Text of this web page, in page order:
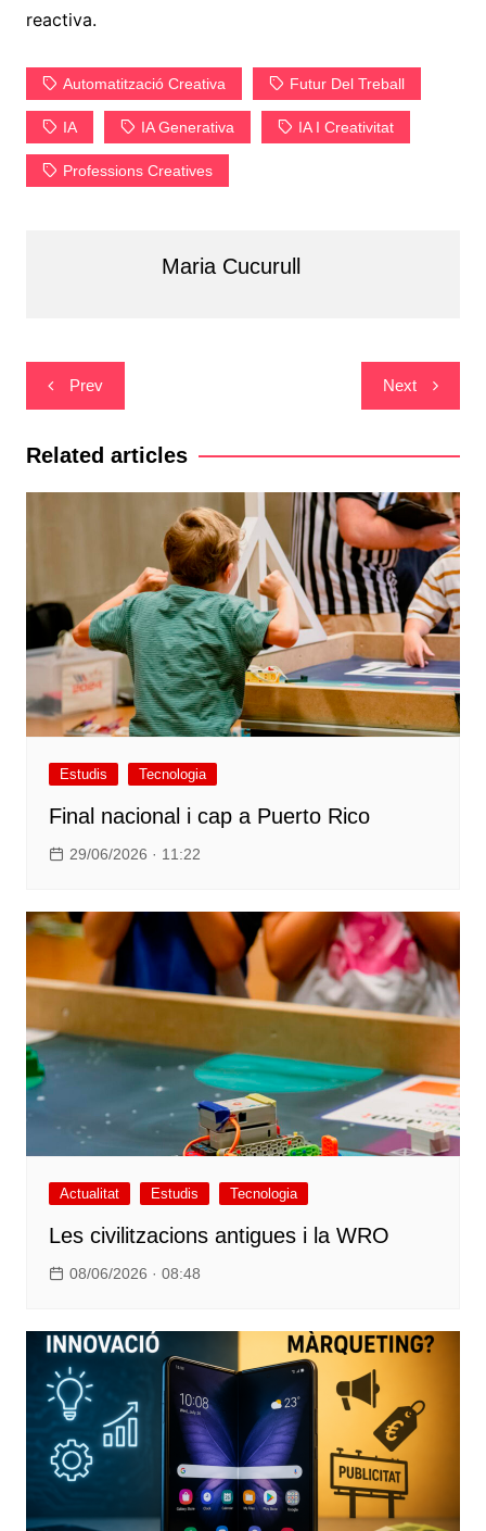
reactiva.
Automatització Creativa Futur Del Treball
IA IA Generativa IA I Creativitat
Professions Creatives
Maria Cucurull
Navegació
d'entrades
Prev Next
Related articles
Estudis Tecnologia
Final nacional i cap a Puerto Rico
29/06/2026 · 11:22
Actualitat Estudis Tecnologia
Les civilitzacions antigues i la WRO
08/06/2026 · 08:48